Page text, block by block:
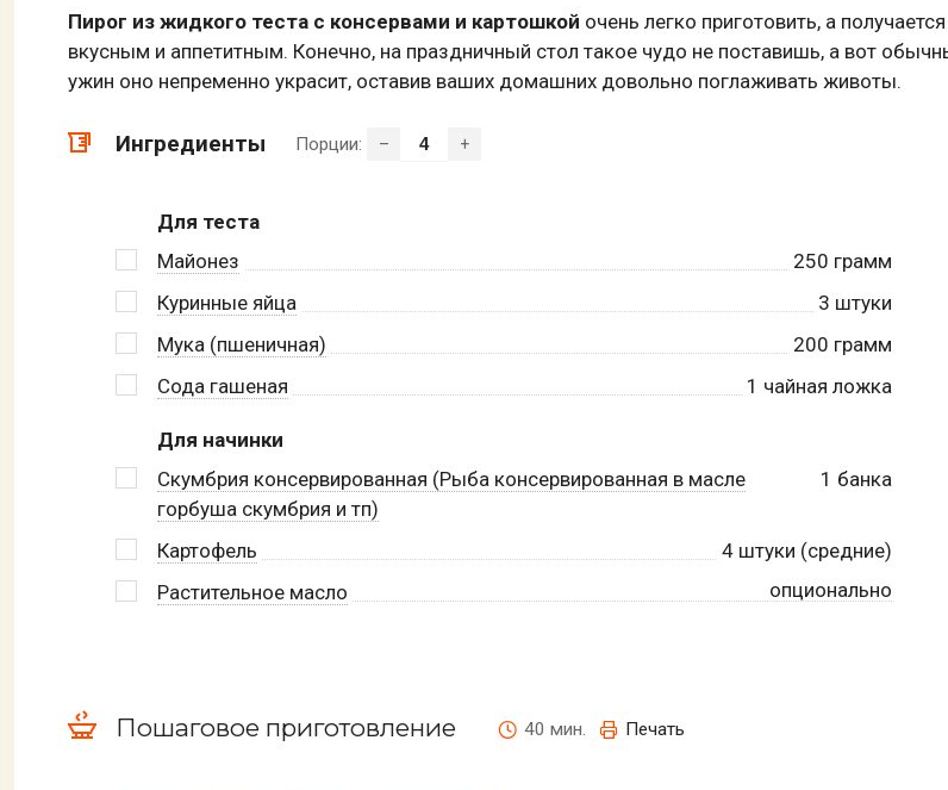
Пирог из жидкого теста с консервами и картошкой очень легко приготовить, а
вкусным и аппетитным. Конечно, на праздничный стол такое чудо не поставишь, а вот
ужин оно непременно украсит, оставив ваших домашних довольно поглаживать животы.
Ингредиенты Порции: – +
Для теста
Майонез
250 грамм
Куринные яйца
3 штуки
Мука (пшеничная)
200 грамм
Сода гашеная
1 чайная ложка
Для начинки
Скумбрия консервированная (Рыба консервированная в масле
горбуша скумбрия и тп)
1 банка
Картофель 4штуки (средние)
Растительное масло
опционально
Пошаговое приготовление 40 мин. Печать